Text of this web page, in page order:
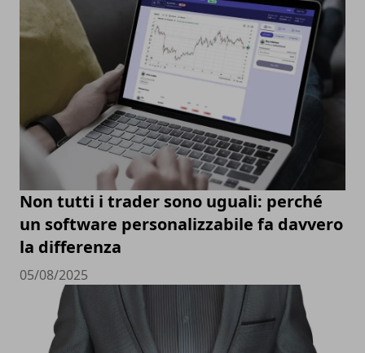
Non tutti i trader sono uguali: perché
un software personalizzabile fa davvero
la differenza
05/08/2025